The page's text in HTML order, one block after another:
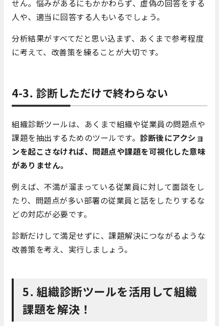
せん。悩みがあるにもかかわらず、虚偽の回答をする
人や、適当に回答する人もいるでしょう。
分析結果がすべてだと思い込まず、あくまで参考程度
に考えて、改善策を練ることが大切です。
4-3. 診断しただけで終わらない
組織診断ツールは、あくまで組織や従業員の問題点や
課題を抽出するためのツールです。 診断後にアクショ
ンを起こさなければ、問題点や課題を可視化した意味
がありません。
例えば、不満が溜まっている従業員に対して面談をし
たり、問題点が多い部署の従業員と話をしたりするな
どの対応が必要です。
診断だけして満足せずに、課題解決につながるような
改善策を考え、実行しましょう。
5. 組織診断ツールを活用して組織
課題を解決！